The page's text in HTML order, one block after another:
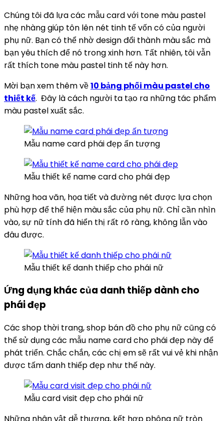
Chúng tôi đã lựa các mẫu card với tone màu pastel
nhẹ nhàng giúp tôn lên nét tinh tế vốn có của người
phụ nữ. Bạn có thể nhờ design đổi thành màu sắc mà
bạn yêu thích để nó trong xinh hơn. Tất nhiên, tôi vẫn
rất thích tone màu pastel tinh tế này hơn.
Mời bạn xem thêm về10 bảng phối màu pastel cho
thiết kế. Đây là cách người ta tạo ra những tác phẩm
màu pastel xuất sắc.
Mẫu name card phái đẹp ấn tượng
Mẫu thiết kế name card cho phái đẹp
Những hoa văn, họa tiết và đường nét được lựa chọn
phù hợp để thể hiện màu sắc của phụ nữ. Chỉ cần nhìn
vào, sự nữ tính đã hiển thị rất rõ ràng, không lẫn vào
đâu được.
Mẫu thiết kế danh thiếp cho phái nữ
Ứng dụng khác của danh thiếp dành cho
phái đẹp
Các shop thời trang, shop bán đồ cho phụ nữ cũng có
thể sử dụng các mẫu name card cho phái đẹp này để
phát triển. Chắc chắn, các chị em sẽ rất vui vẻ khi nhận
được tấm danh thiếp đẹp như thế này.
Mẫu card visit đẹp cho phái nữ